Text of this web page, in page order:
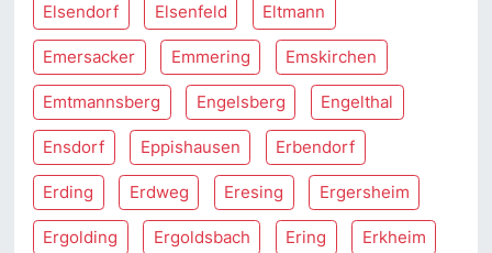
Elsendorf Elsenfeld Eltmann
Emersacker Emmering Emskirchen
Emtmannsberg Engelsberg Engelthal
Ensdorf Eppishausen Erbendorf
Erding Erdweg Eresing Ergersheim
Ergolding Ergoldsbach Ering Erkheim